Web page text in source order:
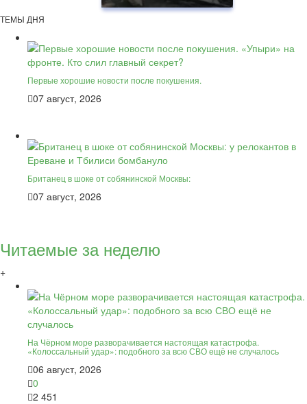
ТЕМЫ ДНЯ
Первые хорошие новости после покушения.
07 август, 2026
Британец в шоке от собянинской Москвы:
07 август, 2026
Читаемые за неделю
+
На Чёрном море разворачивается настоящая катастрофа.
«Колоссальный удар»: подобного за всю СВО ещё не случалось
06 август, 2026
0
2 451